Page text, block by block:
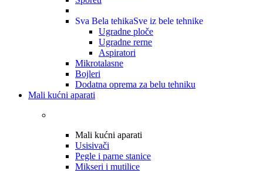
Sva Bela tehikaSve iz bele tehnike
Ugradne ploče
Ugradne rerne
Aspiratori
Mikrotalasne
Bojleri
Dodatna oprema za belu tehniku
Mali kućni aparati
Mali kućni aparati
Usisivači
Pegle i parne stanice
Mikseri i mutilice